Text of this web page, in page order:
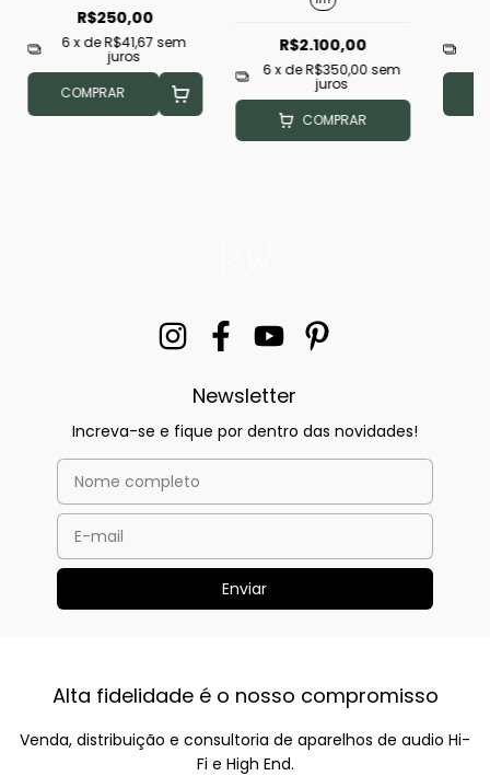
R$250,00
6x deR$41,67 sem
juros
COMPRAR
R$2.100,00
6x deR$350,00 sem
juros
COMPRAR
Newsletter
Increva-se e fique por dentro das novidades!
Alta fidelidade é o nosso compromisso
Venda, distribuição e consultoria de aparelhos de audio Hi-
Fi e High End.